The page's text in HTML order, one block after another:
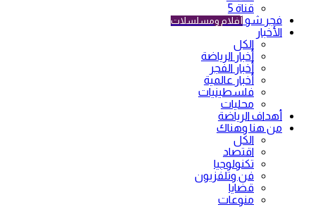
قناة 5
فجر شو أفلام ومسلسلات
الأخبار
الكل
أخبار الرياضة
أخبار الفجر
أخبار عالمية
فلسطينيات
محليات
أهداف الرياضة
من هنا وهناك
الكل
اقتصاد
تكنولوجيا
فن وتلفزيون
قضايا
منوعات